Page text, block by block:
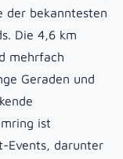
der bekanntesten
Die 4,6 km
mehrfach
Geraden und
ist
Events, darunter